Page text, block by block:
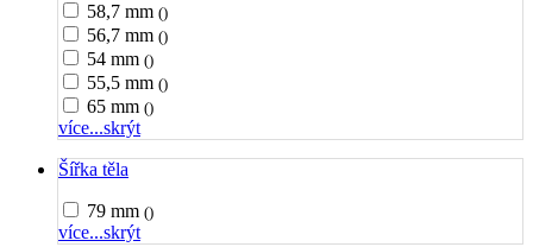
58,7 mm ()
56,7 mm ()
54 mm ()
55,5 mm ()
65 mm ()
více...skrýt
Šířka těla
79 mm ()
více...skrýt